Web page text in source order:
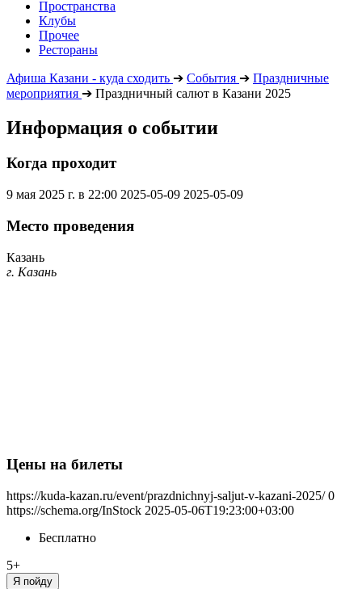
Пространства
Клубы
Прочее
Рестораны
Афиша Казани - куда сходить ➔ События ➔ Праздничные
мероприятия ➔ Праздничный салют в Казани 2025
Информация о событии
Когда проходит
9 мая 2025 г. в 22:00 2025-05-09 2025-05-09
Место проведения
Казань
г. Казань
Цены на билеты
https://kuda-kazan.ru/event/prazdnichnyj-saljut-v-kazani-2025/ 0
https://schema.org/InStock 2025-05-06T19:23:00+03:00
Бесплатно
5+
Я пойду